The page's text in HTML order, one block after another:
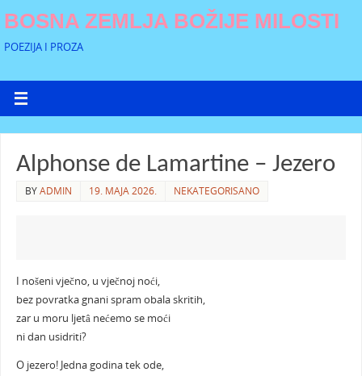
BOSNA ZEMLJA BOŽIJE MILOSTI
POEZIJA I PROZA
Alphonse de Lamartine – Jezero
BYADMIN 19. MAJA 2026. NEKATEGORISANO
I nošeni vječno, u vječnoj noći,
bez povratka gnani spram obala skritih,
zar u moru ljetâ nećemo se moći
ni dan usidriti?
O jezero! Jedna godina tek ode,